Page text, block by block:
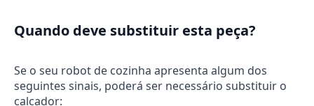
Quando deve substituir esta peça?
Se o seu robot de cozinha apresenta algum dos
seguintes sinais, poderá ser necessário substituir o
calcador: